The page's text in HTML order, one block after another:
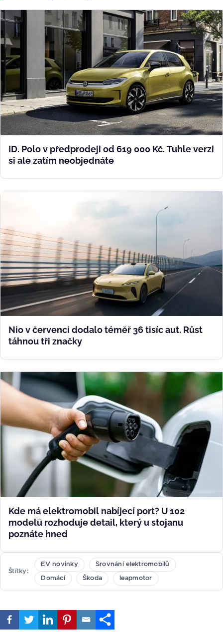
ID. Polo v předprodeji od 619 000 Kč. Tuhle verzi
si ale zatím neobjednáte
Nio v červenci dodalo téměř 36 tisíc aut. Růst
táhnou tři značky
Kde má elektromobil nabíjecí port? U 102
modelů rozhoduje detail, který u stojanu
poznáte hned
Štítky
EV novinky Srovnání elektromobilů
Domácí Škoda leapmotor